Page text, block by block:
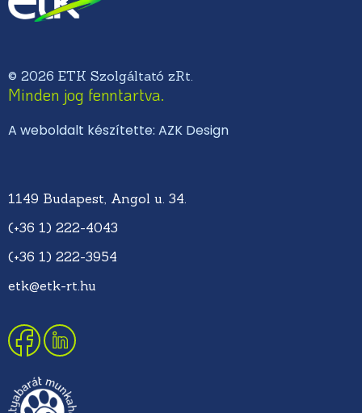
© 2026 ETK Szolgáltató zRt.
Minden jog fenntartva.
A weboldalt készítette: AZK Design
1149 Budapest, Angol u. 34.
(+36 1) 222-4043
(+36 1) 222-3954
etk@etk-rt.hu